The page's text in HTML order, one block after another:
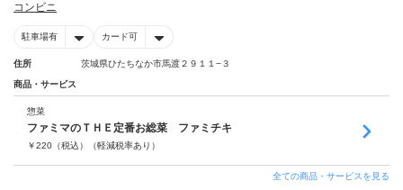
コンビニ
駐車場有 カード可
住所 茨城県ひたちなか市馬渡２９１１−３
商品・サービス
惣菜
ファミマのＴＨＥ定番お総菜 ファミチキ
￥220 （税込） （軽減税率あり）
全ての商品・サービスを見る